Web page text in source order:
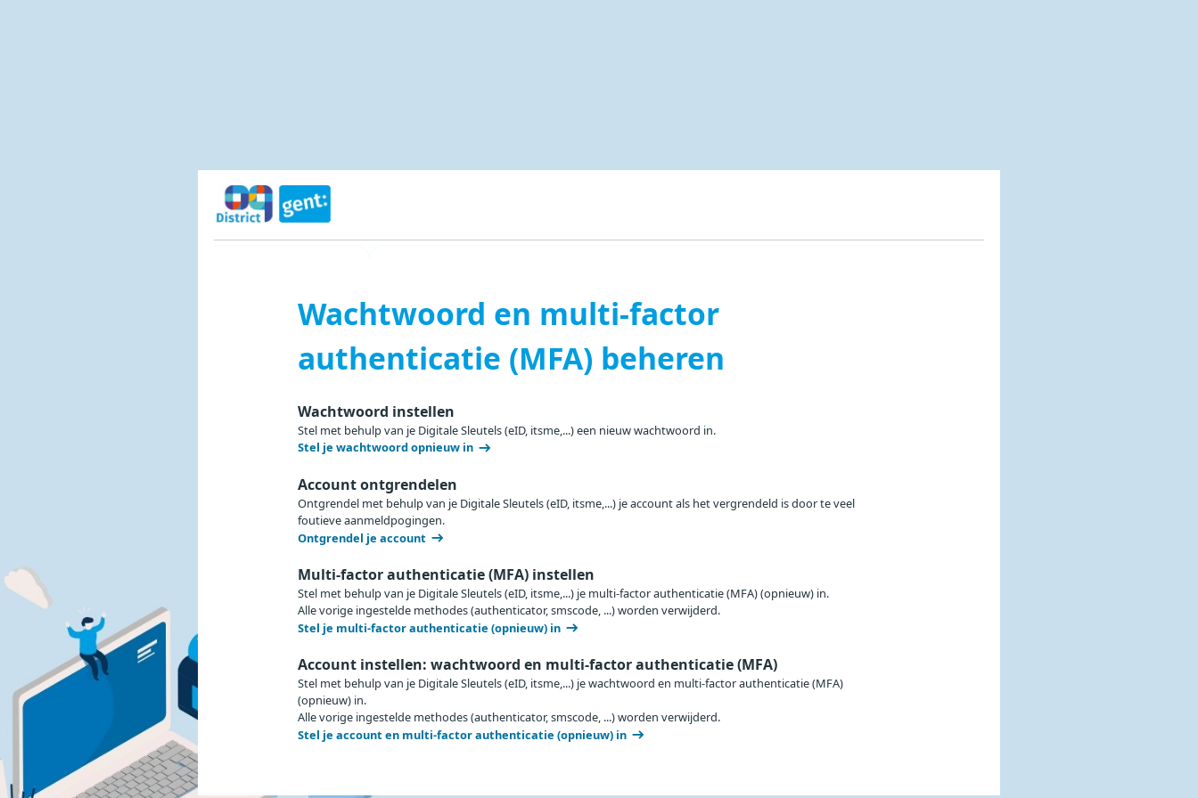
Wachtwoord en multi-factor
authenticatie (MFA) beheren
Wachtwoord instellen
Stel met behulp van je Digitale Sleutels (eID, itsme,...) een nieuw wachtwoord in.
Stel je wachtwoord opnieuw in
Account ontgrendelen
Ontgrendel met behulp van je Digitale Sleutels (eID, itsme,...) je account als het vergrendeld is door te veel
foutieve aanmeldpogingen.
Ontgrendel je account
Multi-factor authenticatie (MFA) instellen
Stel met behulp van je Digitale Sleutels (eID, itsme,...) je multi-factor authenticatie (MFA) (opnieuw) in.
Alle vorige ingestelde methodes (authenticator, smscode, ...) worden verwijderd.
Stel je multi-factor authenticatie (opnieuw) in
Account instellen: wachtwoord en multi-factor authenticatie (MFA)
Stel met behulp van je Digitale Sleutels (eID, itsme,...) je wachtwoord en multi-factor authenticatie (MFA)
(opnieuw) in.
Alle vorige ingestelde methodes (authenticator, smscode, ...) worden verwijderd.
Stel je account en multi-factor authenticatie (opnieuw) in